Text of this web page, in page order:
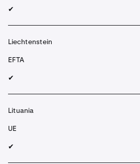
✔︎
Liechtenstein
EFTA
✔︎
Lituania
UE
✔︎